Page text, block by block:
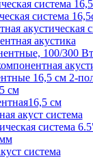
система
система
акустическая
акустика
100/300
16,5 см 2-
см
см
акуст система
система
система